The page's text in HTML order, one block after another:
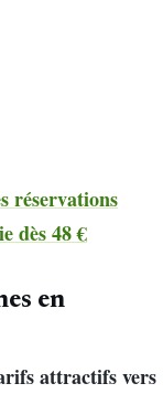
réservations
dès 48 €
en
attractifs vers